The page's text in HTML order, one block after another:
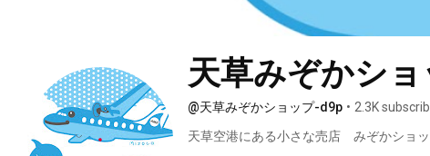
天草みぞかシ
@天草みぞかショップ-d9p • 2.3K
天草空港にある小さな売店　みぞかショ